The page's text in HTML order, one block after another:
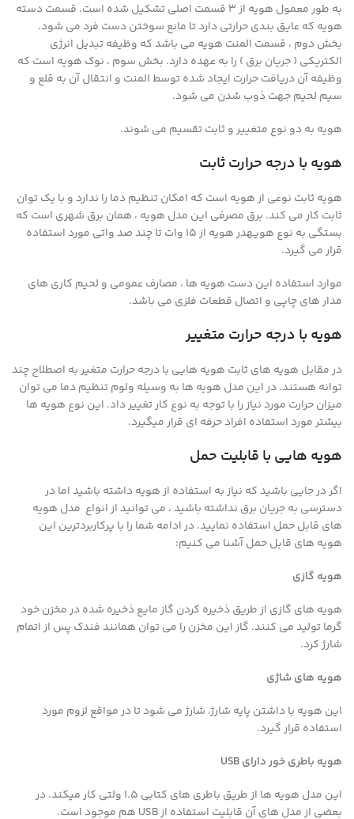
به طور معمول هویه از ۳ قسمت اصلی تشکیل شده است. قسمت دسته
هویه که عایق بندی حرارتی دارد تا مانع سوختن دست فرد می شود.
بخش دوم ، قسمت المنت هویه می باشد که وظیفه تبدیل انرژی
الکتریکی ( جریان برق ) را به عهده دارد. بخش سوم ، نوک هویه است که
وظیفه آن دریافت حرارت ایجاد شده توسط المنت و انتقال آن به قلع و
سیم لحیم جهت ذوب شدن می شود.
هویه به دو نوع متغییر و ثابت تقسیم می شوند.
هویه با درجه حرارت ثابت
هویه ثابت نوعی از هویه است که امکان تنظیم دما را ندارد و با یک توان
ثابت کار می کند. برق مصرفی این مدل هویه ، همان برق شهری است که
بستگی به نوع هویهدر هویه از ۱۵ وات تا چند صد واتی مورد استفاده
قرار می گیرد.
موارد استفاده این دست هویه ها ، مصارف عمومی و لحیم کاری های
مدار های چاپی و اتصال قطعات فلزی می باشد.
هویه با درجه حرارت متغییر
در مقابل هویه های ثابت هویه هایی با درجه حرارت متغیر به اصطلاح چند
توانه هستند. در این مدل هویه ها به وسیله ولوم تنظیم دما می توان
میزان حرارت مورد نیاز را با توجه به نوع کار تغییر داد. این نوع هویه ها
بیشتر مورد استفاده افراد حرفه ای قرار میگیرد.
هویه هایی با قابلیت حمل
اگر در جایی باشید که نیاز به استفاده از هویه داشته باشید اما در
دسترسی به جریان برق نداشته باشید ، می توانید از انواع مدل هویه
های قابل حمل استفاده نمایید. در ادامه شما را با پرکاربردترین این
هویه های قابل حمل آشنا می کنیم:
هویه گازی
هویه های گازی از طریق ذخیره کردن گاز مایع ذخیره شده در مخزن خود
گرما تولید می کنند. گاز این مخزن را می توان همانند فندک پس از اتمام
شارژ کرد.
هویه های شاژی
این هویه با داشتن پایه شارژ، شارژ می شود تا در مواقع لزوم مورد
استفاده قرار گیرد.
هویه باطری خور دارای USB
این مدل هویه ها از طریق باطری های کتابی 1.5 ولتی کار میکند. در
بعضی از مدل های آن قابلیت استفاده از USB هم موجود است.